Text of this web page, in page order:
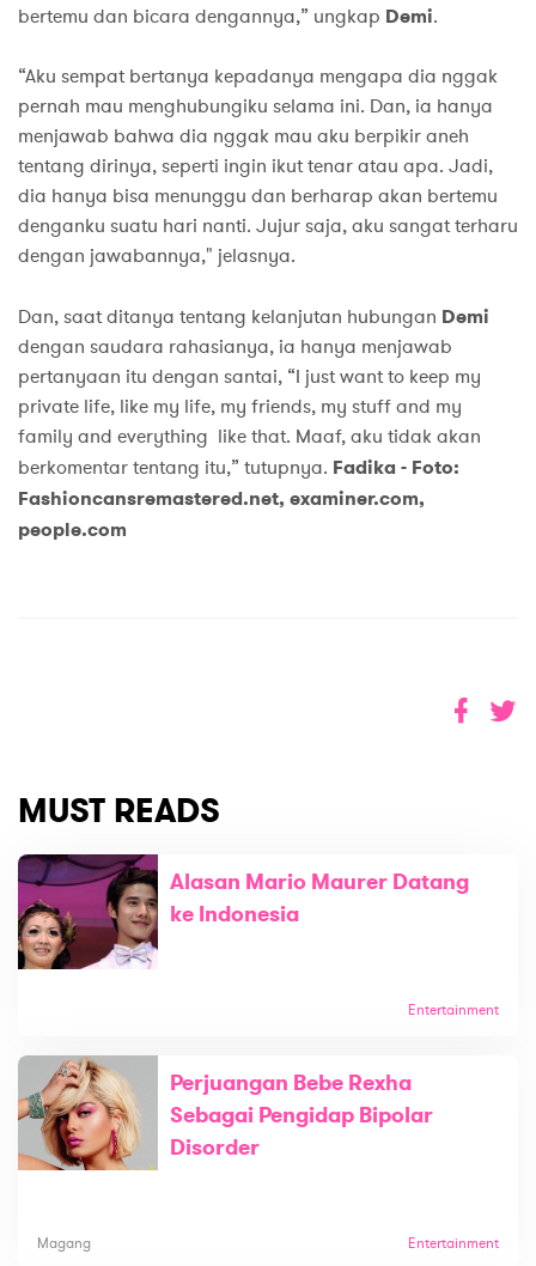
bertemu dan bicara dengannya,” ungkap Demi.
“Aku sempat bertanya kepadanya mengapa dia nggak
pernah mau menghubungiku selama ini. Dan, ia hanya
menjawab bahwa dia nggak mau aku berpikir aneh
tentang dirinya, seperti ingin ikut tenar atau apa. Jadi,
dia hanya bisa menunggu dan berharap akan bertemu
denganku suatu hari nanti. Jujur saja, aku sangat terharu
dengan jawabannya," jelasnya.
Dan, saat ditanya tentang kelanjutan hubungan Demi
dengan saudara rahasianya, ia hanya menjawab
pertanyaan itu dengan santai, “I just want to keep my
private life, like my life, my friends, my stuff and my
family and everything like that. Maaf, aku tidak akan
berkomentar tentang itu,” tutupnya. Fadika - Foto:
Fashioncansremastered.net, examiner.com,
people.com
MUST READS
Alasan Mario Maurer Datang
ke Indonesia
Entertainment
Perjuangan Bebe Rexha
Sebagai Pengidap Bipolar
Disorder
Magang Entertainment